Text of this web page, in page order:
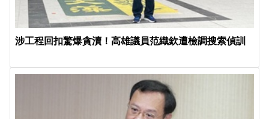
涉工程回扣驚爆貪瀆！高雄議員范織欽遭檢調搜索偵訓